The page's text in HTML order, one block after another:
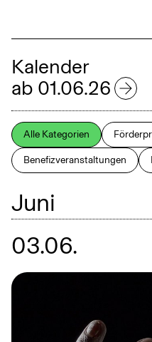
Kalender
ab 01.06.26
März
Juli
November
Alle Kategorien
Benefizveranstaltungen
Juni
03.06.